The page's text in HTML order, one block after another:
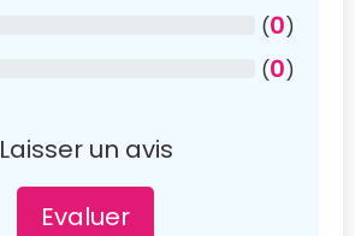
(0)
(0)
Laisser un avis
Evaluer